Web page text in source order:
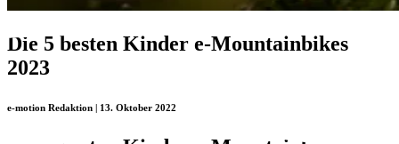
Die 5 besten Kinder e-Mountainbikes
2023
e-motion Redaktion | 13. Oktober 2022